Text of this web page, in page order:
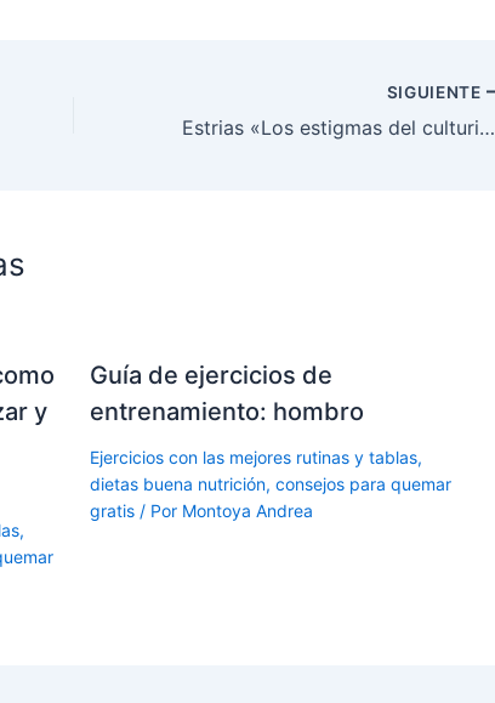
SIGUIENTE
Estrias «Los estigmas del culturismo»
y
Guía de ejercicios de
entrenamiento: hombro
Ejercicios con las mejores rutinas y tablas,
dietas buena nutrición, consejos para quemar
gratis/ Por Montoya Andrea